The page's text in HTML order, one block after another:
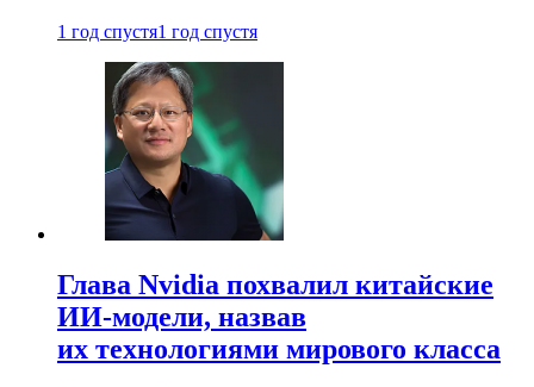
1 год спустя1 год спустя
Глава Nvidia похвалил китайские
ИИ-модели, назвав
их технологиями мирового класса